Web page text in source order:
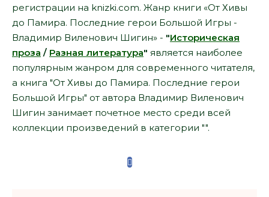
регистрации на knizki.com. Жанр книги «От Хивы
до Памира. Последние герои Большой Игры -
Владимир Виленович Шигин» - "Историческая
проза / Разная литература" является наиболее
популярным жанром для современного читателя,
а книга "От Хивы до Памира. Последние герои
Большой Игры" от автора Владимир Виленович
Шигин занимает почетное место среди всей
коллекции произведений в категории "".